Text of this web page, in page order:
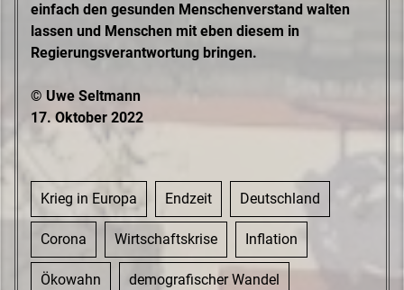
einfach den gesunden Menschenverstand walten
lassen und Menschen mit eben diesem in
Regierungsverantwortung bringen.
© Uwe Seltmann
17. Oktober 2022
Krieg in Europa Endzeit Deutschland
Corona Wirtschaftskrise Inflation
Ökowahn demografischer Wandel